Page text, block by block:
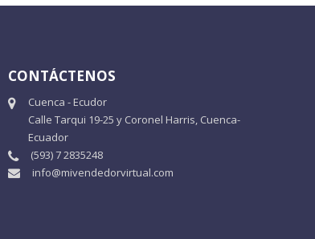
CONTÁCTENOS
Cuenca - Ecudor
Calle Tarqui 19-25 y Coronel Harris, Cuenca-
Ecuador
(593) 7 2835248
info@mivendedorvirtual.com